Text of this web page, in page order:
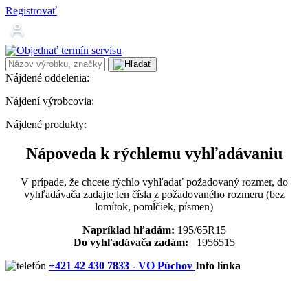
Registrovať
Nájdené oddelenia:
Nájdení výrobcovia:
Nájdené produkty:
Nápoveda k rýchlemu vyhľadávaniu
V prípade, že chcete rýchlo vyhľadať požadovaný rozmer, do
vyhľadávača zadajte len čísla z požadovaného rozmeru (bez
lomítok, pomĺčiek, písmen)
Napríklad hľadám: 195/65R15
Do vyhľadávača zadám: 1956515
+421 42 430 7833 - VO Púchov Info linka